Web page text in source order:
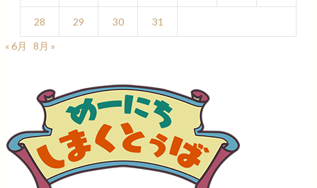
28 29 30
31
« 6月
8月 »